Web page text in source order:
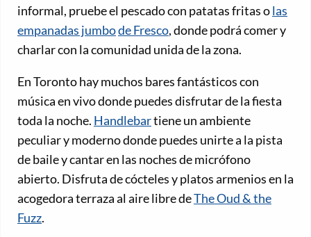
informal, pruebe el pescado con patatas fritas olas
empanadas jumbode Fresco, donde podrá comer y
charlar con la comunidad unida de la zona.
En Toronto hay muchos bares fantásticos con
música en vivo donde puedes disfrutar de la fiesta
toda la noche. Handlebartiene un ambiente
peculiar y moderno donde puedes unirte a la pista
de baile y cantar en las noches de micrófono
abierto. Disfruta de cócteles y platos armenios en la
acogedora terraza al aire libre deThe Oud & the
Fuzz.